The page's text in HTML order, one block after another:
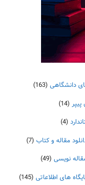
دانشگاهی (163)
پیپر (14)
(4)
مقاله و کتاب (7)
نویسی (49)
های اطلاعاتی (145)